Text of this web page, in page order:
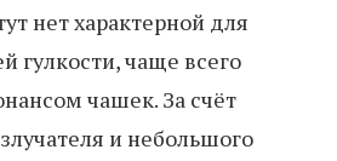
нет характерной для
гулкости, чаще всего
чашек. За счёт
и небольшого